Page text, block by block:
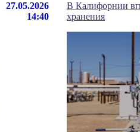
27.05.2026
14:40
В Калифорнии
хранения